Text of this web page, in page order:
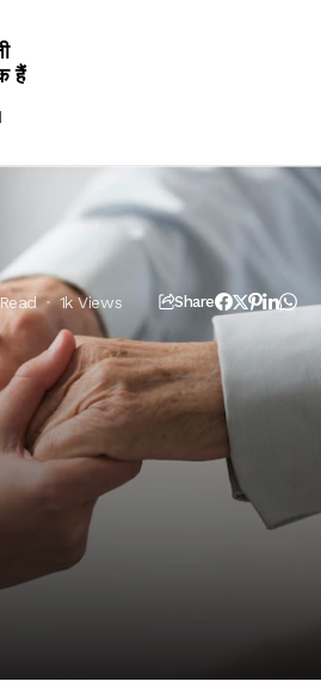
हैं
1k Views Share